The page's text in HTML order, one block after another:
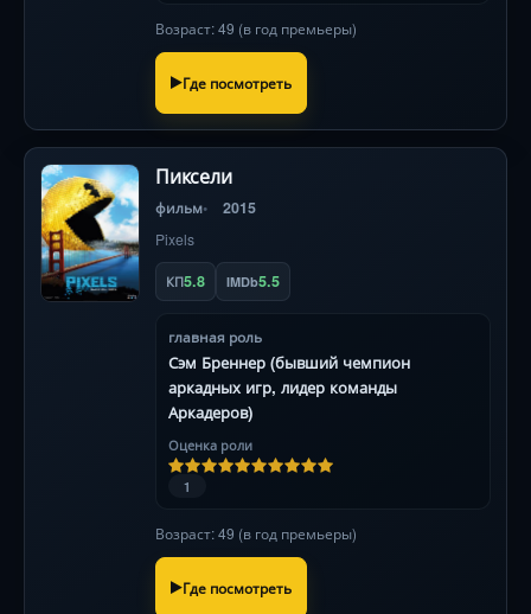
Возраст: 49 (в год премьеры)
Где посмотреть
Пиксели
фильм 2015
Pixels
КП5.8 IMDb5.5
главная роль
Сэм Бреннер (бывший чемпион
аркадных игр, лидер команды
Аркадеров)
Оценка роли
1
Возраст: 49 (в год премьеры)
Где посмотреть